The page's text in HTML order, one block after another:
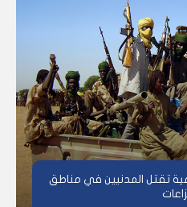
تقتل المدنيين في مناطق